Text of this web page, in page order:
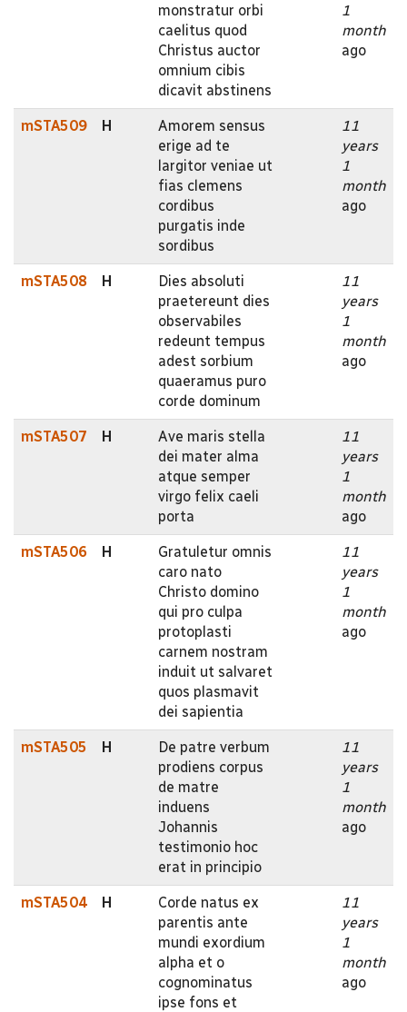
monstratur orbi
caelitus quod
Christus auctor
omnium cibis
dicavit abstinens
1
month
ago
mSTA509 H
Amorem sensus
erige ad te
largitor veniae ut
fias clemens
cordibus
purgatis inde
sordibus
11
years
1
month
ago
mSTA508 H
Dies absoluti
praetereunt dies
observabiles
redeunt tempus
adest sorbium
quaeramus puro
corde dominum
11
years
1
month
ago
mSTA507 H
Ave maris stella
dei mater alma
atque semper
virgo felix caeli
porta
11
years
1
month
ago
mSTA506 H
Gratuletur omnis
caro nato
Christo domino
qui pro culpa
protoplasti
carnem nostram
induit ut salvaret
quos plasmavit
dei sapientia
11
years
1
month
ago
mSTA505 H
De patre verbum
prodiens corpus
de matre
induens
Johannis
testimonio hoc
erat in principio
11
years
1
month
ago
mSTA504 H
Corde natus ex
parentis ante
mundi exordium
alpha et o
cognominatus
ipse fons et
11
years
1
month
ago